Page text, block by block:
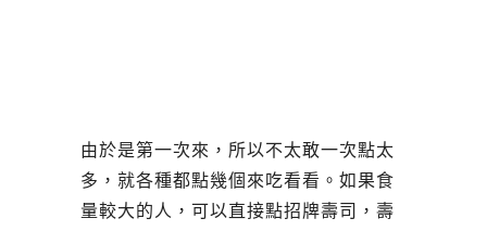
由於是第一次來，所以不太敢一次點太
多，就各種都點幾個來吃看看。如果食
量較大的人，可以直接點招牌壽司，壽